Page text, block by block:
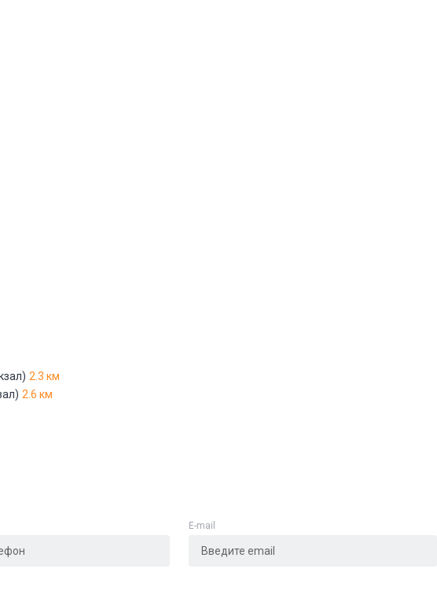
2.3 км
2.6 км
E-mail